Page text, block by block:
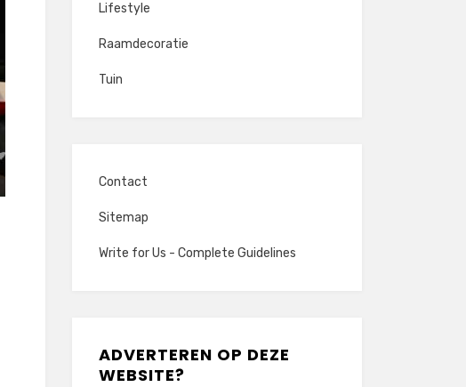
Lifestyle
Raamdecoratie
Tuin
Contact
Sitemap
Write for Us - Complete Guidelines
ADVERTEREN OP DEZE
WEBSITE?